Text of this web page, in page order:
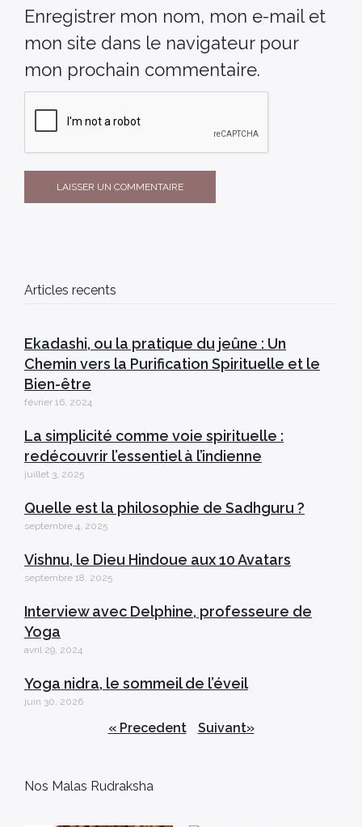
Enregistrer mon nom, mon e-mail et
mon site dans le navigateur pour
mon prochain commentaire.
Articles recents
Ekadashi, ou la pratique du jeûne : Un
Chemin vers la Purification Spirituelle et le
Bien-être
février 16, 2024
La simplicité comme voie spirituelle :
redécouvrir l’essentiel à l’indienne
juillet 3, 2025
Quelle est la philosophie de Sadhguru ?
septembre 4, 2025
Vishnu, le Dieu Hindoue aux 10 Avatars
septembre 18, 2025
Interview avec Delphine, professeure de
Yoga
avril 29, 2024
Yoga nidra, le sommeil de l’éveil
juin 30, 2026
« Precedent Suivant»
Nos Malas Rudraksha